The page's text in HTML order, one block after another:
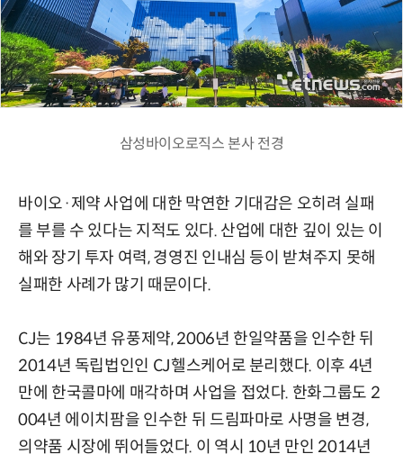
삼성바이오로직스 본사 전경
바이오·제약 사업에 대한 막연한 기대감은 오히려 실패
를 부를 수 있다는 지적도 있다. 산업에 대한 깊이 있는 이
해와 장기 투자 여력, 경영진 인내심 등이 받쳐주지 못해
실패한 사례가 많기 때문이다.
CJ는 1984년 유풍제약, 2006년 한일약품을 인수한 뒤
2014년 독립법인인 CJ헬스케어로 분리했다. 이후 4년
만에 한국콜마에 매각하며 사업을 접었다. 한화그룹도 2
004년 에이치팜을 인수한 뒤 드림파마로 사명을 변경,
의약품 시장에 뛰어들었다. 이 역시 10년 만인 2014년